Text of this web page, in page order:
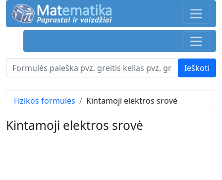
Fizikos formulės Kintamoji elektros srovė
Kintamoji elektros srovė